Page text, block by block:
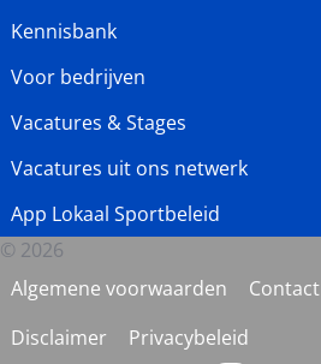
Kennisbank
Voor bedrijven
Vacatures & Stages
Vacatures uit ons netwerk
App Lokaal Sportbeleid
© 2026
Algemene voorwaarden
Contact
Disclaimer
Privacybeleid